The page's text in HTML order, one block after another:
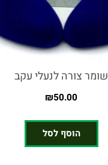
שומר צורה לנעלי עקב
₪50.00
הוסף לסל